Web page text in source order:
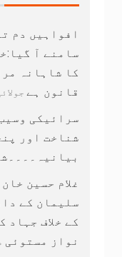
افواہیں دم
سامنے آ
کا شاہانہ
قانون ہے جولائی 7,
سرائیکی
شناخت اور
غلام حسین
سلیمان کے
کے خلاف
نواز مستوئی